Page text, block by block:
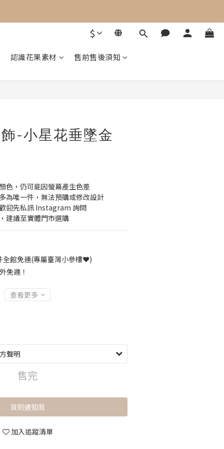
$
認識花果素材 售前售後須知
-小星花垂墜金
色，仍可能因螢幕產生色差
為唯一件，無法預購或修改設計
迎先私訊 Instagram 詢問
建議至實體門市選購
全館免運(專屬臺灣小參樓❤️)
免運！
查看更多
售完
貨到通知我
加入追蹤清單